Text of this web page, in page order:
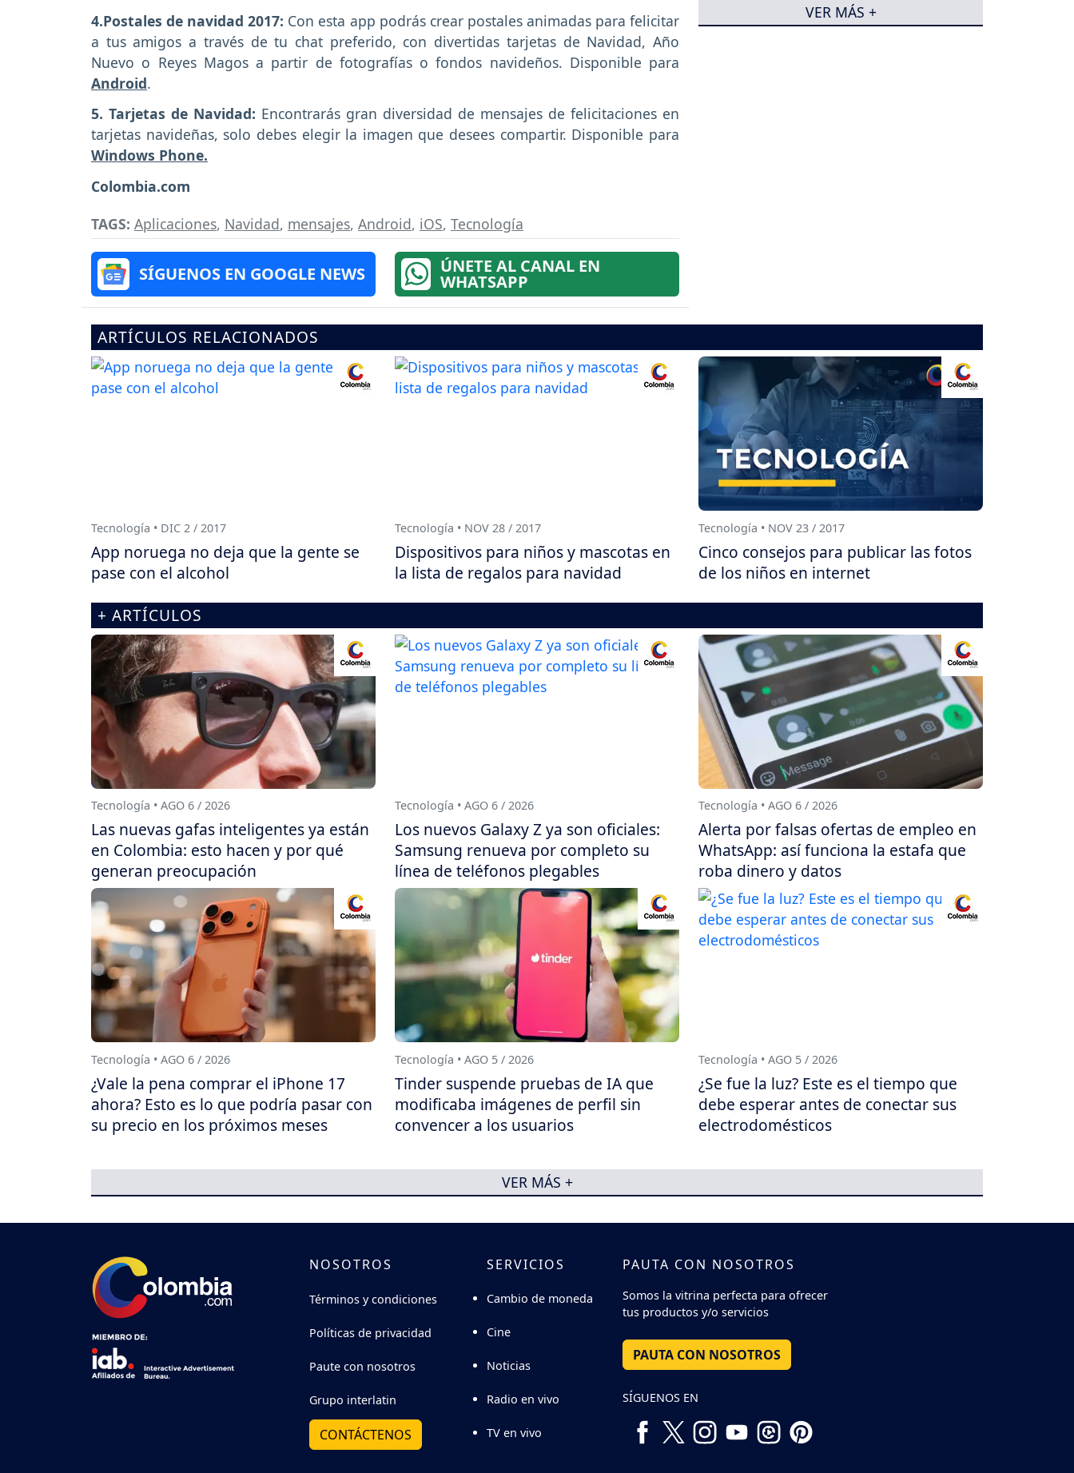
4.Postales de navidad 2017: Con esta app podrás crear postales animadas para felicitar
a tus amigos a través de tu chat preferido, con divertidas tarjetas de Navidad, Año
Nuevo o Reyes Magos a partir de fotografías o fondos navideños. Disponible para
Android.
5. Tarjetas de Navidad: Encontrarás gran diversidad de mensajes de felicitaciones en
tarjetas navideñas, solo debes elegir la imagen que desees compartir. Disponible para
Windows Phone.
Colombia.com
TAGS: Aplicaciones, Navidad, mensajes, Android, iOS, Tecnología
SÍGUENOS EN GOOGLE NEWS ÚNETE AL CANAL EN
WHATSAPP
VER MÁS +
ARTÍCULOS RELACIONADOS
Tecnología • DIC 2 / 2017
App noruega no deja que la gente se
pase con el alcohol
Tecnología • NOV 28 / 2017
Dispositivos para niños y mascotas en
la lista de regalos para navidad
Tecnología • NOV 23 / 2017
Cinco consejos para publicar las fotos
de los niños en internet
+ ARTÍCULOS
Tecnología • AGO 6 / 2026
Las nuevas gafas inteligentes ya están
en Colombia: esto hacen y por qué
generan preocupación
Tecnología • AGO 6 / 2026
Los nuevos Galaxy Z ya son oficiales:
Samsung renueva por completo su
línea de teléfonos plegables
Tecnología • AGO 6 / 2026
Alerta por falsas ofertas de empleo en
WhatsApp: así funciona la estafa que
roba dinero y datos
Tecnología • AGO 6 / 2026
¿Vale la pena comprar el iPhone 17
ahora? Esto es lo que podría pasar con
su precio en los próximos meses
Tecnología • AGO 5 / 2026
Tinder suspende pruebas de IA que
modificaba imágenes de perfil sin
convencer a los usuarios
Tecnología • AGO 5 / 2026
¿Se fue la luz? Este es el tiempo que
debe esperar antes de conectar sus
electrodomésticos
VER MÁS +
NOSOTROS
Términos y condiciones
Políticas de privacidad
Paute con nosotros
Grupo interlatin
CONTÁCTENOS
SERVICIOS
Cambio de moneda
Cine
Noticias
Radio en vivo
TV en vivo
PAUTA CON NOSOTROS
Somos la vitrina perfecta para ofrecer
tus productos y/o servicios
PAUTA CON NOSOTROS
SÍGUENOS EN